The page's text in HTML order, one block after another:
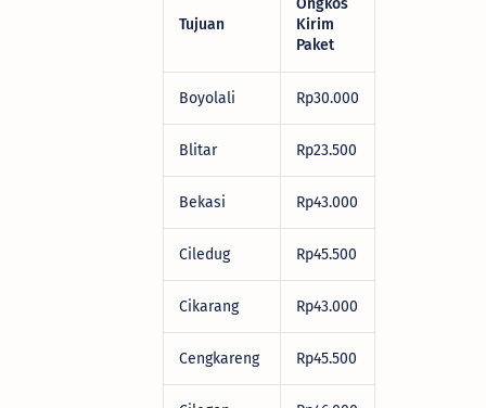
Tujuan
Kirim
Paket
Boyolali Rp30.000
Blitar Rp23.500
Bekasi Rp43.000
Ciledug Rp45.500
Cikarang Rp43.000
Cengkareng Rp45.500